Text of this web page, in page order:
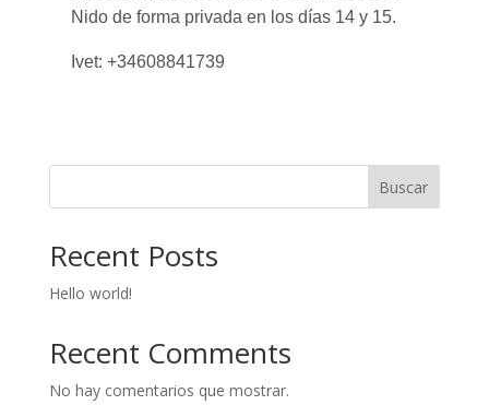
Nido de forma privada en los días 14 y 15.
Ivet: +34608841739
Buscar
Recent Posts
Hello world!
Recent Comments
No hay comentarios que mostrar.